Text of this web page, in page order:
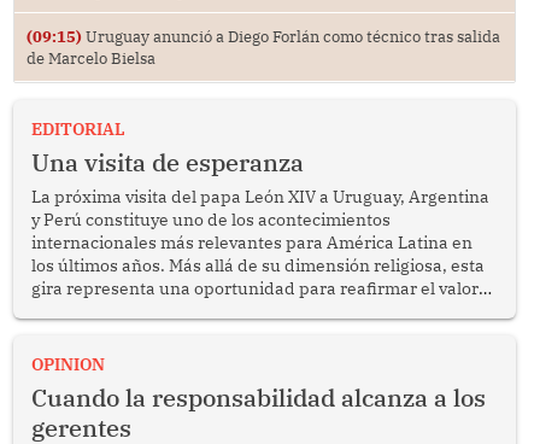
(09:15) Uruguay anunció a Diego Forlán como técnico tras salida
de Marcelo Bielsa
EDITORIAL
Una visita de esperanza
La próxima visita del papa León XIV a Uruguay, Argentina
y Perú constituye uno de los acontecimientos
internacionales más relevantes para América Latina en
los últimos años. Más allá de su dimensión religiosa, esta
gira representa una oportunidad para reafirmar el valor
enfrenta desafíos en materia de desarrollo, cohesión
OPINION
Cuando la responsabilidad alcanza a los
gerentes